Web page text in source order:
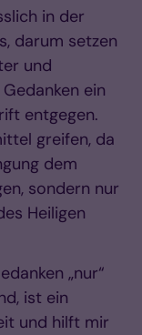
in der
darum setzen
und
ein
entgegen.
greifen, da
dem
sondern nur
Heiligen
„nur“
ist ein
und hilft mir